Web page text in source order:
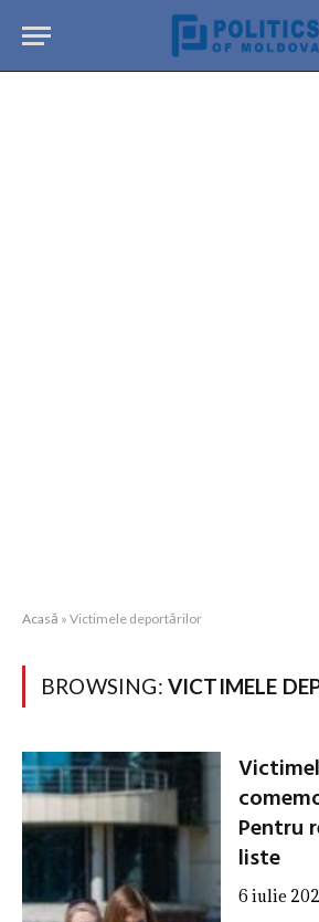
Acasă » Victimele deportărilor
BROWSING: VICTIMELE
Pentru
liste
6 iulie